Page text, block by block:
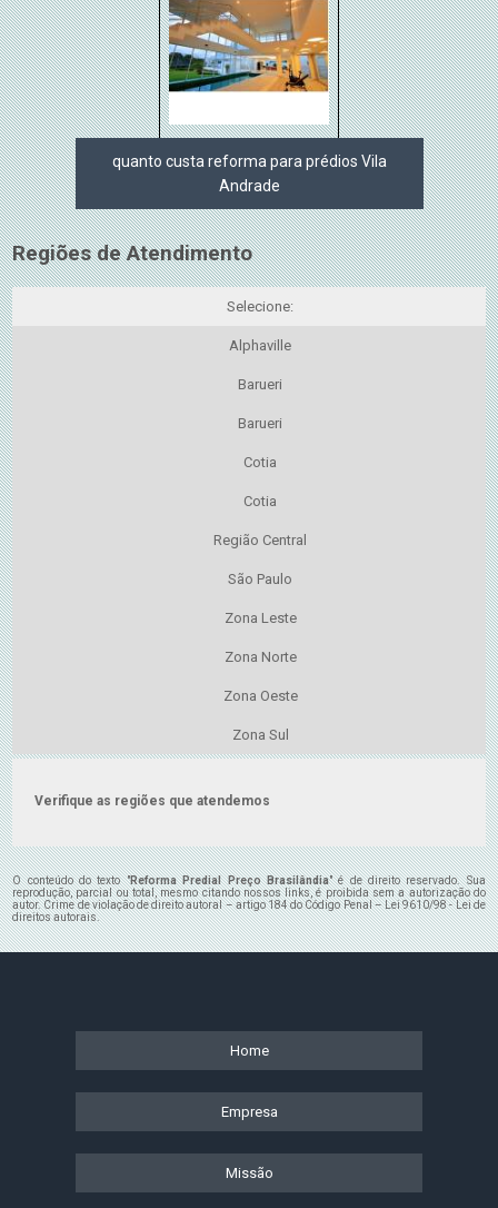
quanto custa reforma para prédios Vila
Andrade
Regiões de Atendimento
Selecione:
Alphaville
Barueri
Barueri
Cotia
Cotia
Região Central
São Paulo
Zona Leste
Zona Norte
Zona Oeste
Zona Sul
Verifique as regiões que atendemos
O conteúdo do texto "Reforma Predial Preço Brasilândia" é de direito reservado. Sua
reprodução, parcial ou total, mesmo citando nossos links, é proibida sem a autorização do
autor. Crime de violação de direito autoral – artigo 184 do Código Penal –Lei 9610/98 - Lei de
direitos autorais.
Home
Empresa
Missão